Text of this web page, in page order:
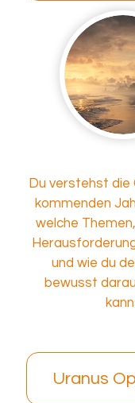
Du verstehst die
kommenden
welche
und wie du
bewusst
Uranus